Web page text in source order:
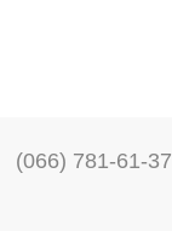
(066) 781-61-37